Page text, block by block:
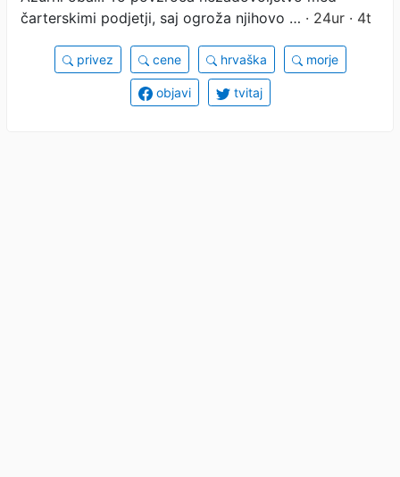
čarterskimi podjetji, saj ogroža njihovo … · 24ur · 4t
privez cene hrvaška morje
objavi tvitaj